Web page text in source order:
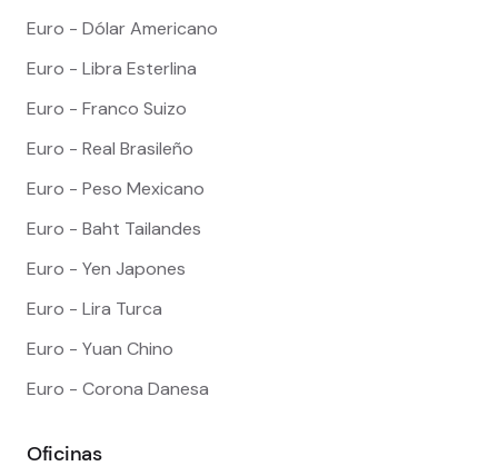
Euro - Dólar Americano
Euro - Libra Esterlina
Euro - Franco Suizo
Euro - Real Brasileño
Euro - Peso Mexicano
Euro - Baht Tailandes
Euro - Yen Japones
Euro - Lira Turca
Euro - Yuan Chino
Euro - Corona Danesa
Oficinas